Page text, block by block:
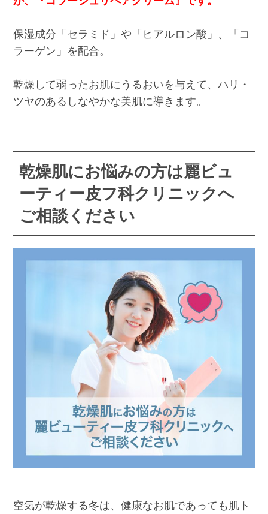
保湿成分「セラミド」や「ヒアルロン酸」、「コ
ラーゲン」を配合。
乾燥して弱ったお肌にうるおいを与えて、ハリ・
ツヤのあるしなやかな美肌に導きます。
乾燥肌にお悩みの方は麗ビュ
ーティー皮フ科クリニックへ
ご相談ください
空気が乾燥する冬は、健康なお肌であっても肌ト